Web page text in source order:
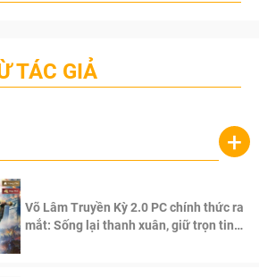
TÁC GIẢ
+
Võ Lâm Truyền Kỳ 2.0 PC chính thức ra
mắt: Sống lại thanh xuân, giữ trọn tinh